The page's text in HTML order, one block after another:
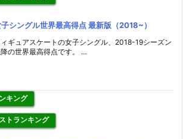
シングル世界最高得点 最新版（2018~）
ギュアスケートの女子シングル、2018-19シーズン
の世界最高得点です。 …
キング
トランキング